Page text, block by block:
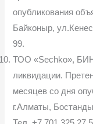
опубликования
Байконыр,
99.
ТОО «Sechko», БИН
ликвидации.
месяцев со дня
г.Алматы,